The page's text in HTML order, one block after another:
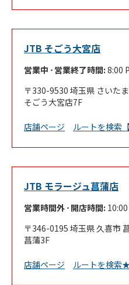
JTB そごう大宮店
営業中 ⋅ 営業終了時間: 8:00
330-9530 埼玉県 さいた
そごう大宮店7F
店舗ページ ルートを検索
JTB モラージュ菖蒲店
営業時間外 ⋅ 開店時間:
346-0195 埼玉県久喜市
菖蒲3F
店舗ページ ルートを検索★